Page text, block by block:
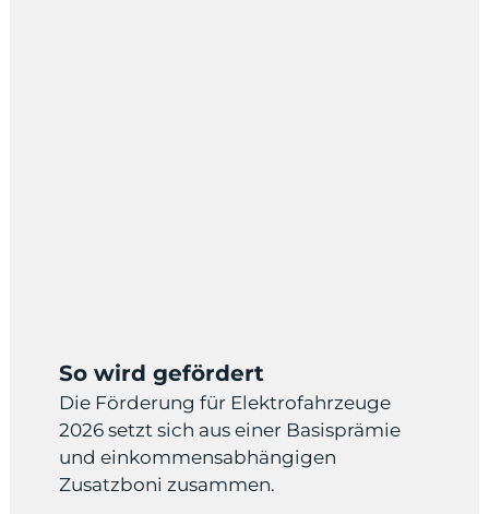
So wird gefördert
Die Förderung für Elektrofahrzeuge
2026 setzt sich aus einer Basisprämie
und einkommensabhängigen
Zusatzboni zusammen.